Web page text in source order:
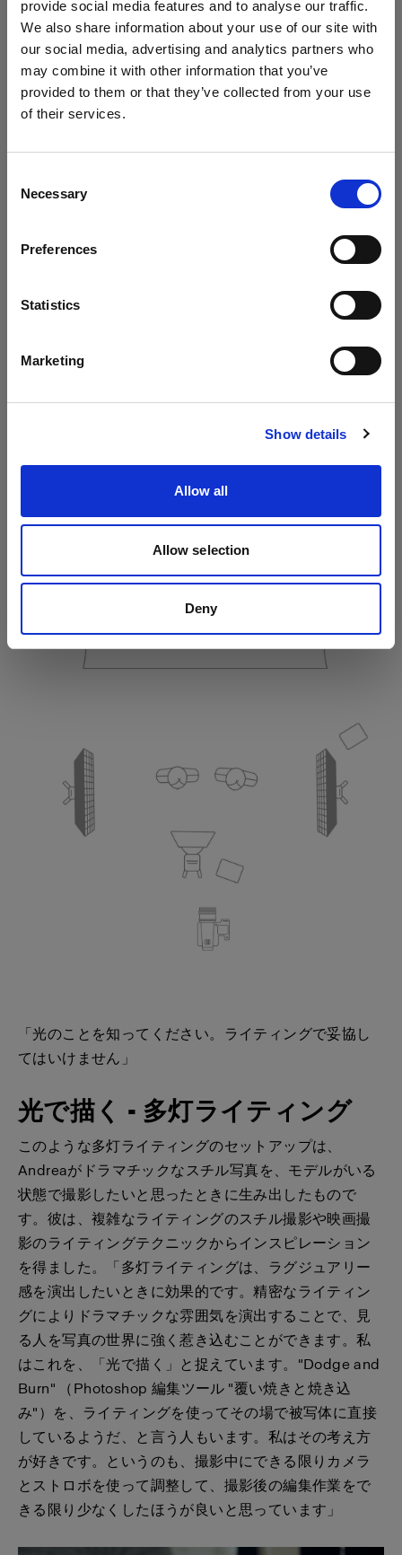
provide social media features and to analyse our traffic.
We also share information about your use of our site with
our social media, advertising and analytics partners who
may combine it with other information that you’ve
provided to them or that they’ve collected from your use
of their services.
Selection
Necessary
Preferences
Statistics
Marketing
Show details
Allow all
Allow selection
Deny
地域を変更しますか？
Canada
サイトにアクセス
「光のことを知ってください。ライティングで妥協し
てはいけません」
光で描く - 多灯ライティング
このような多灯ライティングのセットアップは、
Andreaがドラマチックなスチル写真を、モデルがいる
状態で撮影したいと思ったときに生み出したもので
す。彼は、複雑なライティングのスチル撮影や映画撮
影のライティングテクニックからインスピレーション
を得ました。「多灯ライティングは、ラグジュアリー
感を演出したいときに効果的です。精密なライティン
グによりドラマチックな雰囲気を演出することで、見
る人を写真の世界に強く惹き込むことができます。私
はこれを、「光で描く」と捉えています。"Dodge and
Burn" （Photoshop 編集ツール "覆い焼きと焼き込
み"）を、ライティングを使ってその場で被写体に直接
しているようだ、と言う人もいます。私はその考え方
が好きです。というのも、撮影中にできる限りカメラ
とストロボを使って調整して、撮影後の編集作業をで
きる限り少なくしたほうが良いと思っています」